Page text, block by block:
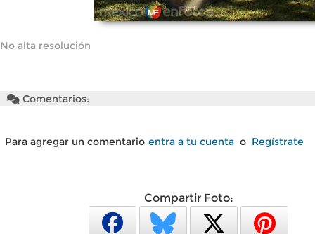
No alta resolución
Comentarios:
Para agregar un comentario entra a tu cuenta o Regístrate
Compartir Foto: